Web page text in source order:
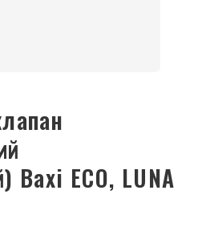
Baxi ECO, LUNA